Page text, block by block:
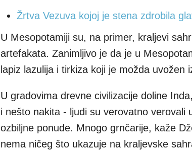
Žrtva Vezuva kojoj je stena zdrobila
U Mesopotamiji su, na primer, kraljevi
artefakata. Zanimljivo je da je u
lapiz lazulija i tirkiza koji je možda uvožen
U gradovima drevne civilizacije doline
i nešto nakita - ljudi su verovatno
ozbiljne ponude. Mnogo grnčarije, kaže
nema ničeg što ukazuje na kraljevske